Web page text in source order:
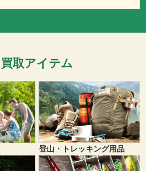
買取アイテム
登山・トレッキング用品